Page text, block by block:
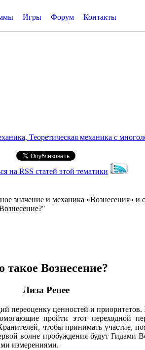
Игры Форум Контакты
Теоретическая механика с
на RSS статей этой тематики
значение и механика
такое Вознесение?
Лиза Ренее
переоценку ценностей и
пройти этот переходной
чтобы принимать участие,
волне пробуждения будут Гидами
измерениями.